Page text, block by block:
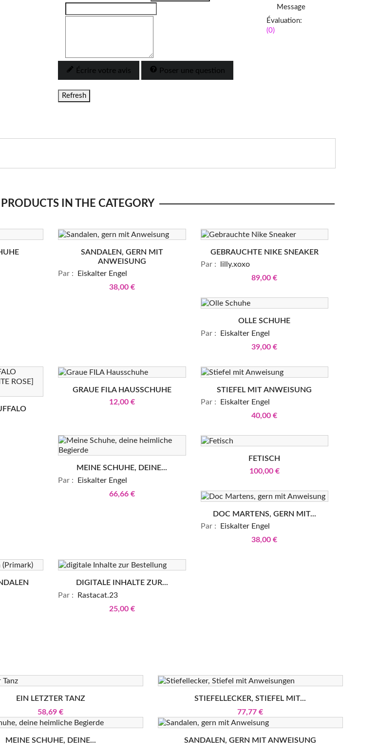
Message
Évaluation:
(0)
Écrire votre avis Poser une question
IN THE CATEGORY
SANDALEN, GERN MIT
ANWEISUNG
Par :
Eiskalter Engel
38,00 €
GEBRAUCHTE NIKE SNEAKER
Par :
lilly.xoxo
89,00 €
OLLE SCHUHE
Par :
Eiskalter Engel
39,00 €
GRAUE FILA HAUSSCHUHE
12,00 €
STIEFEL MIT ANWEISUNG
Par :
Eiskalter Engel
40,00 €
MEINE SCHUHE, DEINE...
Par :
Eiskalter Engel
66,66 €
FETISCH
100,00 €
DOC MARTENS, GERN MIT...
Par :
Eiskalter Engel
38,00 €
DIGITALE INHALTE ZUR...
Par :
Rastacat.23
25,00 €
EIN LETZTER TANZ
58,69 €
STIEFELLECKER, STIEFEL MIT...
77,77 €
MEINE SCHUHE, DEINE...
SANDALEN, GERN MIT ANWEISUNG